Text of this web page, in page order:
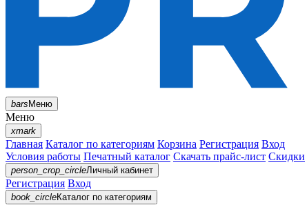
barsМеню
Меню
xmark
Главная Каталог по категориям Корзина Регистрация Вход
Условия работы Печатный каталог Скачать прайс-лист Скидки
person_crop_circleЛичный кабинет
Регистрация Вход
book_circleКаталог по категориям